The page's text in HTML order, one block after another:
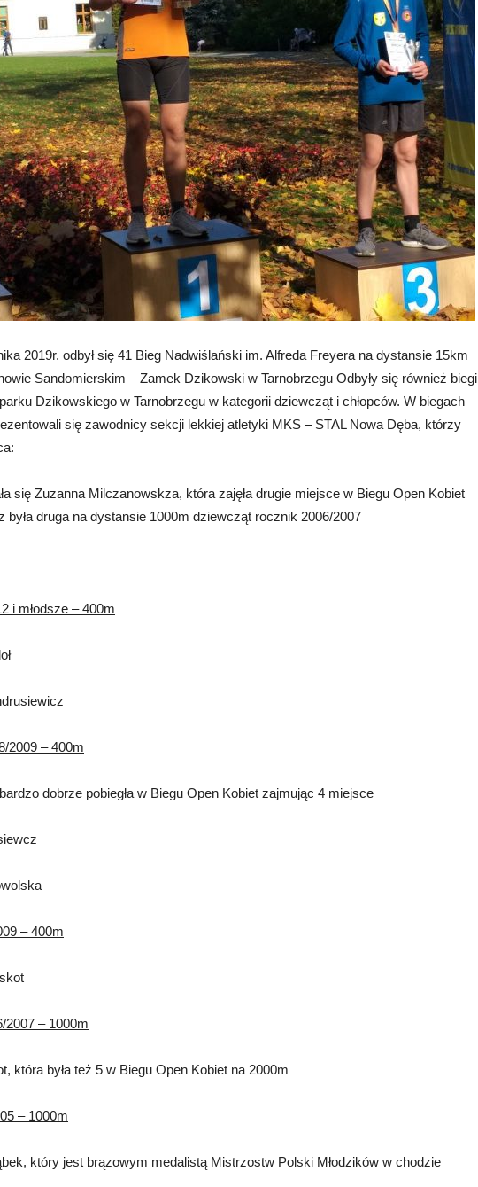
2019r. odbył się 41 Bieg Nadwiślański im. Alfreda Freyera na dystansie 15km
Sandomierskim – Zamek Dzikowski w Tarnobrzegu Odbyły się również biegi
Dzikowskiego w Tarnobrzegu w kategorii dziewcząt i chłopców. W biegach
się zawodnicy sekcji lekkiej atletyki MKS – STAL Nowa Dęba, którzy
się Zuzanna Milczanowskza, która zajęła drugie miejsce w Biegu Open Kobiet
była druga na dystansie 1000m dziewcząt rocznik 2006/2007
i młodsze – 400m
2009 – 400m
dobrze pobiegła w Biegu Open Kobiet zajmując 4 miejsce
– 400m
2007 – 1000m
która była też 5 w Biegu Open Kobiet na 2000m
– 1000m
który jest brązowym medalistą Mistrzostw Polski Młodzików w chodzie